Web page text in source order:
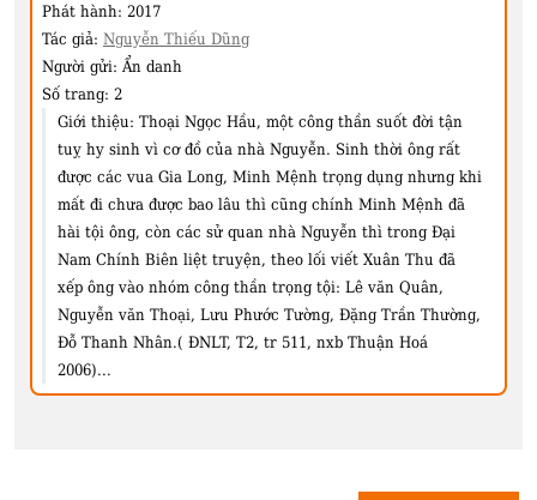
Phát hành: 2017
Tác giả: Nguyễn Thiếu Dũng
Người gửi: Ẩn danh
Số trang: 2
Giới thiệu: Thoại Ngọc Hầu, một công thần suốt đời tận
tuỵ hy sinh vì cơ đồ của nhà Nguyễn. Sinh thời ông rất
được các vua Gia Long, Minh Mệnh trọng dụng nhưng khi
mất đi chưa được bao lâu thì cũng chính Minh Mệnh đã
hài tội ông, còn các sử quan nhà Nguyễn thì trong Đại
Nam Chính Biên liệt truyện, theo lối viết Xuân Thu đã
xếp ông vào nhóm công thần trọng tội: Lê văn Quân,
Nguyễn văn Thoại, Lưu Phước Tường, Đặng Trần Thường,
Đỗ Thanh Nhân.( ĐNLT, T2, tr 511, nxb Thuận Hoá
2006)...